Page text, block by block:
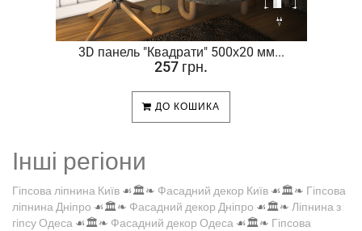
3D панель "Квадрати" 500х20 мм...
257 грн.
ДО КОШИКА
Інші регіони
Гіпсова ліпнина Київ ☙🏛️❧ Фасадний декор Київ ☙🏛️❧ Гіпсова
ліпнина Дніпро ☙🏛️❧ Фасадний декор Дніпро ☙🏛️❧ Ліпнина з
гіпсу Одеса ☙🏛️❧ Фасадний декор Одеса ☙🏛️❧ Гіпсова